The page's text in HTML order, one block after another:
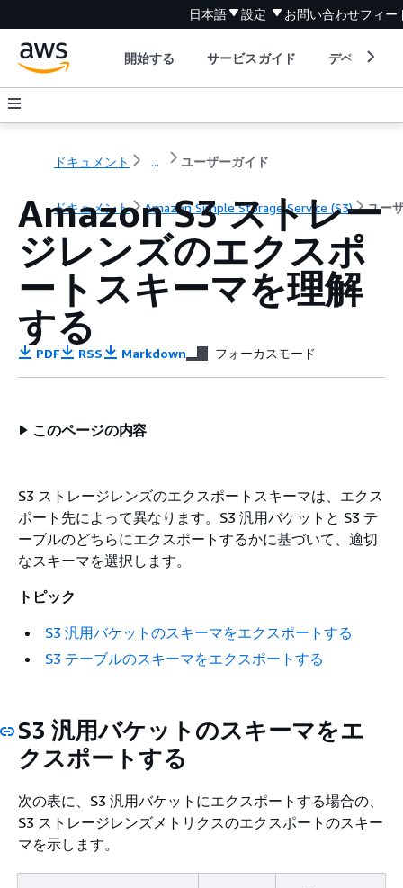
日本語 設定 お問い合わせフィー
開始する サービスガイド デベロッパ
ドキュメント ... ユーザーガイド
ドキュメント Amazon Simple Storage Service (S3) ユー
Amazon S3 ストレー
ジレンズのエクスポ
ートスキーマを理解
する
PDF RSS Markdown フォーカスモード
このページの内容
S3 ストレージレンズのエクスポートスキーマは、エクス
ポート先によって異なります。S3 汎用バケットと S3 テ
ーブルのどちらにエクスポートするかに基づいて、適切
なスキーマを選択します。
トピック
S3 汎用バケットのスキーマをエクスポートする
S3 テーブルのスキーマをエクスポートする
S3 汎用バケットのスキーマをエ
クスポートする
次の表に、S3 汎用バケットにエクスポートする場合の、
S3 ストレージレンズメトリクスのエクスポートのスキー
マを示します。